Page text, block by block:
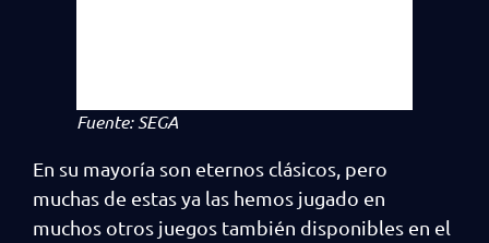
Fuente: SEGA
En su mayoría son eternos clásicos, pero
muchas de estas ya las hemos jugado en
muchos otros juegos también disponibles en el